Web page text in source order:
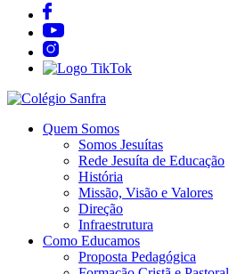
Quem Somos
Somos Jesuítas
Rede Jesuíta de Educação
História
Missão, Visão e Valores
Direção
Infraestrutura
Como Educamos
Proposta Pedagógica